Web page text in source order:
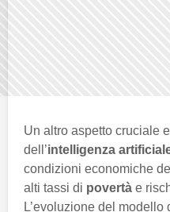
Un altro aspetto cruciale
dell’intelligenza
condizioni economiche
alti tassi di povertà e
L’evoluzione del